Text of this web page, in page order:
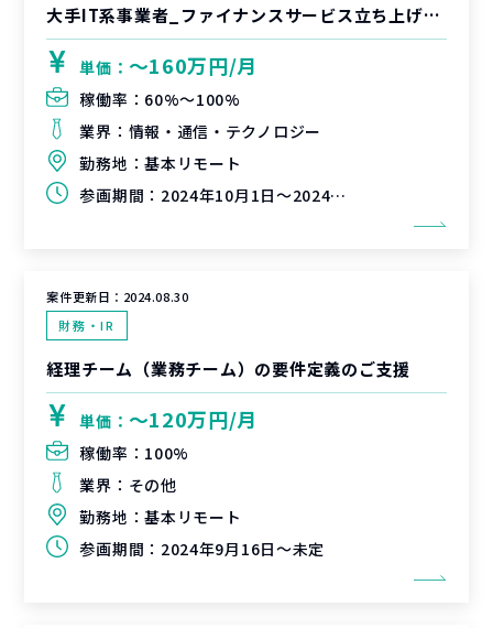
大手IT系事業者_ファイナンスサービス立ち上げ支援
単価： 〜160万円/月
稼働率： 60%〜100%
業界： 情報・通信・テクノロジー
勤務地：基本リモート
参画期間： 2024年10月1日～2024年12月31日（延長可能性有）
案件更新日： 2024.08.30
財務・IR
経理チーム（業務チーム）の要件定義のご支援
単価： 〜120万円/月
稼働率： 100%
業界： その他
勤務地：基本リモート
参画期間： 2024年9月16日～未定